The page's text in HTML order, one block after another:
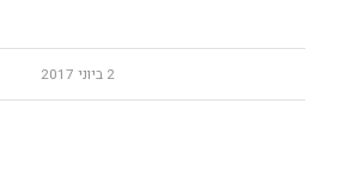
2 ביוני 2017